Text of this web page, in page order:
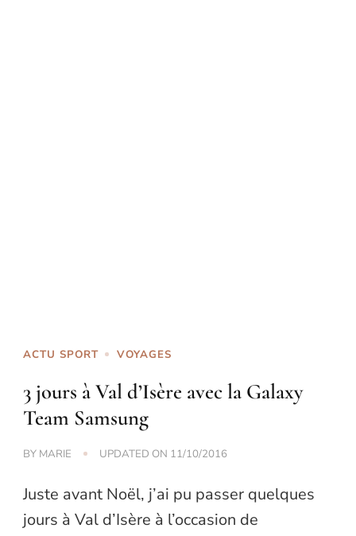
ACTU SPORT VOYAGES
3 jours à Val d’Isère avec la Galaxy
Team Samsung
BY MARIE UPDATED ON 11/10/2016
Juste avant Noël, j’ai pu passer quelques
jours à Val d’Isère à l’occasion de